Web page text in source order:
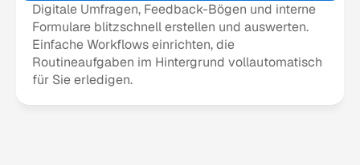
Digitale Umfragen, Feedback-Bögen und interne
Formulare blitzschnell erstellen und auswerten.
Einfache Workflows einrichten, die
Routineaufgaben im Hintergrund vollautomatisch
für Sie erledigen.